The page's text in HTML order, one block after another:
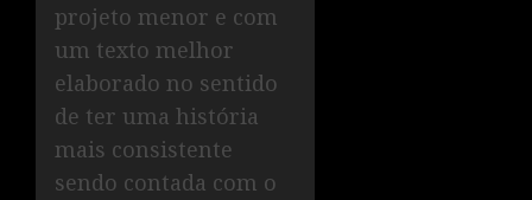
projeto menor e com
um texto melhor
elaborado no sentido
de ter uma história
mais consistente
sendo contada com o